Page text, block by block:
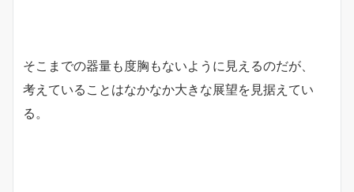
そこまでの器量も度胸もないように見えるのだが、
考えていることはなかなか大きな展望を見据えてい
る。